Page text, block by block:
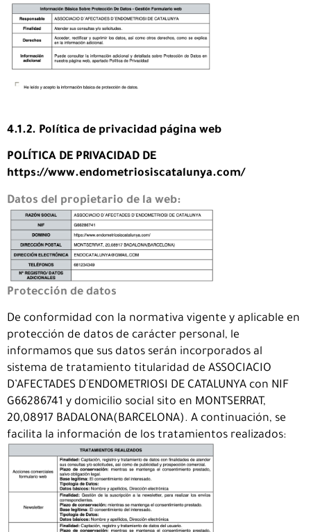
4.1.2. Política de privacidad página web
POLÍTICA DE PRIVACIDAD DE
https://www.endometriosiscatalunya.com/
Datos del propietario de la web:
Protección de datos
De conformidad con la normativa vigente y aplicable en
protección de datos de carácter personal, le
informamos que sus datos serán incorporados al
sistema de tratamiento titularidad de ASSOCIACIO
D’AFECTADES D´ENDOMETRIOSI DE CATALUNYA con NIF
G66286741 y domicilio social sito en MONTSERRAT,
20,08917 BADALONA(BARCELONA). A continuación, se
facilita la información de los tratamientos realizados: